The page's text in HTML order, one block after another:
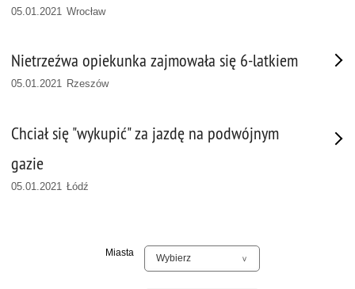
05.01.2021 Wrocław
Nietrzeźwa opiekunka zajmowała się 6-latkiem
05.01.2021 Rzeszów
Chciał się "wykupić" za jazdę na podwójnym
gazie
05.01.2021 Łódź
Miasta